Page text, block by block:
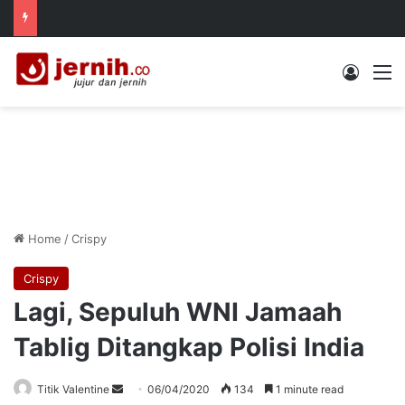
Log In
Home /Crispy
Crispy
Lagi, Sepuluh WNI Jamaah
Tablig Ditangkap Polisi India
Titik Valentine
Send06/04/2020 134 1 minute read